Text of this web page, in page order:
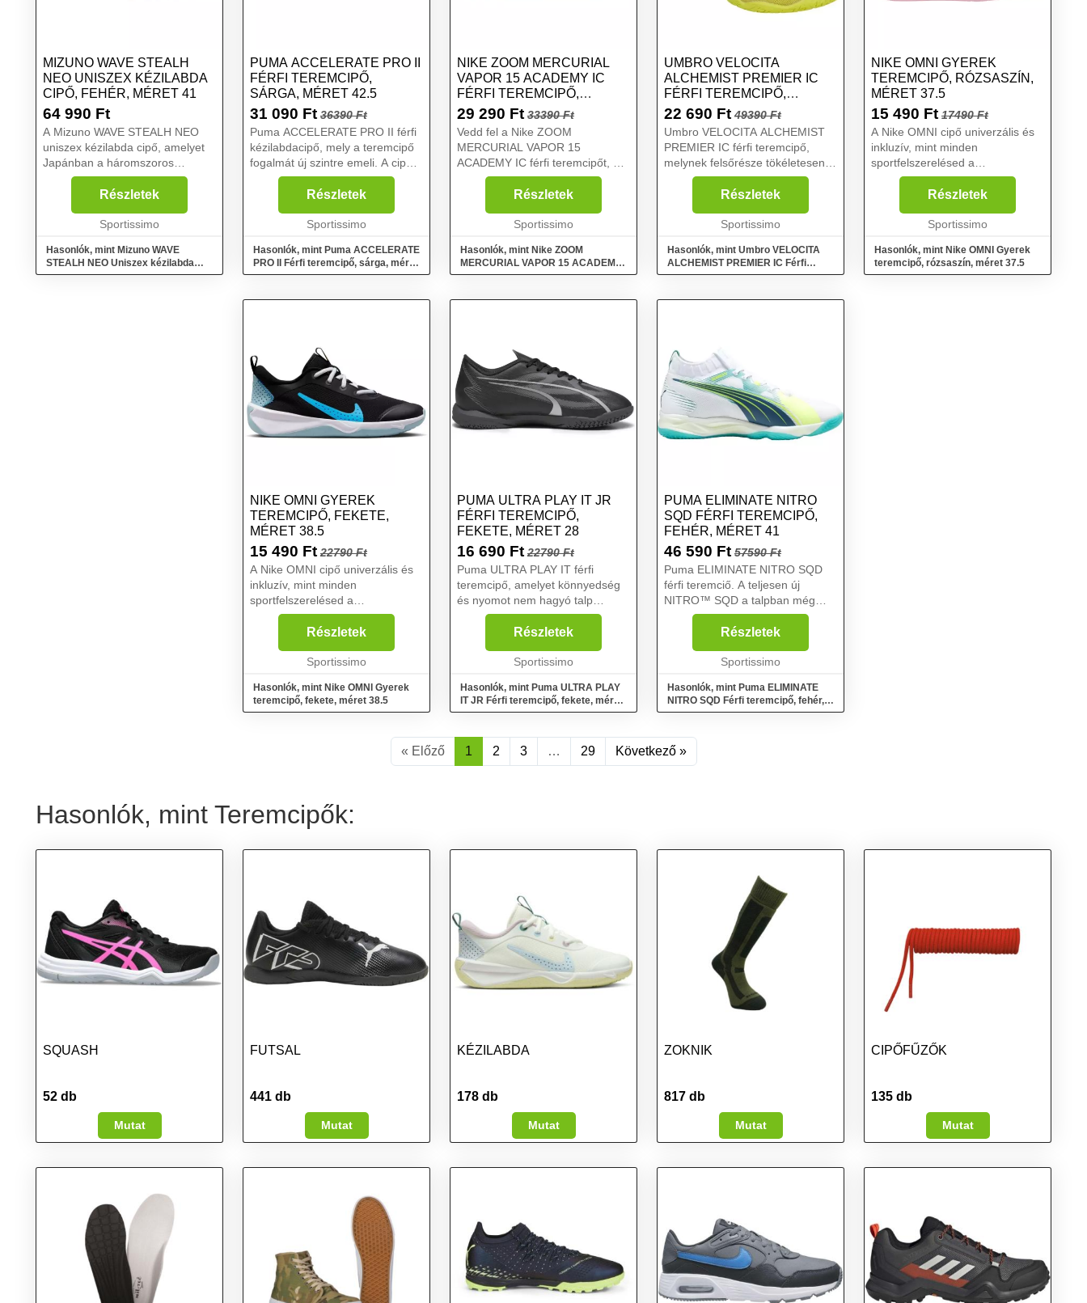
MIZUNO WAVE STEALH
NEO UNISZEX KÉZILABDA
CIPŐ, FEHÉR, MÉRET 41
64 990 Ft
A Mizuno WAVE STEALH NEO
uniszex kézilabda cipő, amelyet
Japánban a háromszoros
világelső Mikkel Hansennel
együttműködve alkottak meg, úgy
készült, hogy magas szintű
stabilitást és minőségi párnázást
Részletek
Sportissimo
Hasonlók, mint Mizuno WAVE
STEALH NEO Uniszex kézilabda
cipő, fehér, méret 41
PUMA ACCELERATE PRO II
FÉRFI TEREMCIPŐ,
SÁRGA, MÉRET 42.5
31 090 Ft 36390 Ft
Puma ACCELERATE PRO II férfi
kézilabdacipő, mely a teremcipő
fogalmát új szintre emeli. A cipőt
szélső és irányító játékosoknak
tervezték. Új ProFoam
technológiája tökéletes
elrugaszkodást és ütéscsil...
Részletek
Sportissimo
Hasonlók, mint Puma ACCELERATE
PRO II Férfi teremcipő, sárga, méret
42.5
NIKE ZOOM MERCURIAL
VAPOR 15 ACADEMY IC
FÉRFI TEREMCIPŐ,
TÜRKIZ, MÉRET 42
29 290 Ft 33390 Ft
Vedd fel a Nike ZOOM
MERCURIAL VAPOR 15
ACADEMY IC férfi teremcipőt, és
a pálya a tiéd lesz. A teremcipőn
Zoom Air egység található, a
rugalmas NikeSkin anyag pedig
extra kapcsolatot biztosít a
Részletek
Sportissimo
Hasonlók, mint Nike ZOOM
MERCURIAL VAPOR 15 ACADEMY
IC Férfi teremcipő, türkiz, méret 42
UMBRO VELOCITA
ALCHEMIST PREMIER IC
FÉRFI TEREMCIPŐ,
SÁRGA, MÉRET 45
22 690 Ft 49390 Ft
Umbro VELOCITA ALCHEMIST
PREMIER IC férfi teremcipő,
melynek felsőrésze tökéletesen
illeszkedik és maximális
kényelmet garantál. Talpa nem
hagy nyomot....
Részletek
Sportissimo
Hasonlók, mint Umbro VELOCITA
ALCHEMIST PREMIER IC Férfi
teremcipő, sárga, méret 45
NIKE OMNI GYEREK
TEREMCIPŐ, RÓZSASZÍN,
MÉRET 37.5
15 490 Ft 17490 Ft
A Nike OMNI cipő univerzális és
inkluzív, mint minden
sportfelszerelésed a
teremsportokhoz. Tartós és
könnyű, így mozgás közben
semmi sem lassítja a
sebességedet. Válassz bármelyik
Részletek
Sportissimo
Hasonlók, mint Nike OMNI Gyerek
teremcipő, rózsaszín, méret 37.5
NIKE OMNI GYEREK
TEREMCIPŐ, FEKETE,
MÉRET 38.5
15 490 Ft 22790 Ft
A Nike OMNI cipő univerzális és
inkluzív, mint minden
sportfelszerelésed a
teremsportokhoz. Tartós és
könnyű, így mozgás közben
semmi sem lassítja a
sebességedet. Válassz bármelyik
Részletek
Sportissimo
Hasonlók, mint Nike OMNI Gyerek
teremcipő, fekete, méret 38.5
PUMA ULTRA PLAY IT JR
FÉRFI TEREMCIPŐ,
FEKETE, MÉRET 28
16 690 Ft 22790 Ft
Puma ULTRA PLAY IT férfi
teremcipő, amelyet könnyedség
és nyomot nem hagyó talp
jellemez. Remek választás
edzéshez vagy rekreációs
játékhoz....
Részletek
Sportissimo
Hasonlók, mint Puma ULTRA PLAY
IT JR Férfi teremcipő, fekete, méret
28
PUMA ELIMINATE NITRO
SQD FÉRFI TEREMCIPŐ,
FEHÉR, MÉRET 41
46 590 Ft 57590 Ft
Puma ELIMINATE NITRO SQD
férfi teremciő. A teljesen új
NITRO™ SQD a talpban még
több rugalmasságot ad az
ELIMINATE-tól elvárt jellegzetes
erőhöz és stabilitáshoz. A cipő az
innovatív WEBCAGE X+ extra ...
Részletek
Sportissimo
Hasonlók, mint Puma ELIMINATE
NITRO SQD Férfi teremcipő, fehér,
méret 41
« Előző 1 2 3 … 29 Következő »
Hasonlók, mint Teremcipők:
SQUASH
52 db
Mutat
FUTSAL
441 db
Mutat
KÉZILABDA
178 db
Mutat
ZOKNIK
817 db
Mutat
CIPŐFŰZŐK
135 db
Mutat